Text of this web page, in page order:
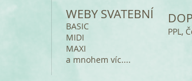
WEBY SVATEBNÍ
BASIC
MIDI
MAXI
a mnohem víc....
PPL,